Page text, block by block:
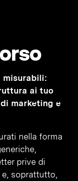
misurabili:
ai tuo
marketing e
nella forma
prive di
soprattutto,